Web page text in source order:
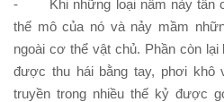
- Khi những loại nấm này tấn
thế mô của nó và nảy mầm
ngoài cơ thể vật chủ. Phần còn
được thu hái bằng tay, phơi khô
truyền trong nhiều thế kỷ được